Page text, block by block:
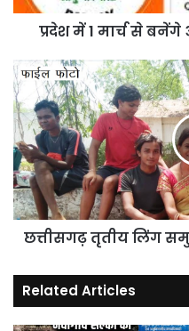
ऐसे
प्रदेश में 1 मार्च से
छत्तीसगढ़
तृतीय
लिंग
समुदाय
को
मिलेगी
ऐसे
पहचान
।
छत्तीसगढ़ तृतीय लिंग
Related Articles